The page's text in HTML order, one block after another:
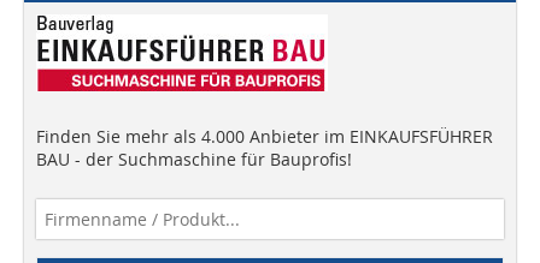
Finden Sie mehr als 4.000 Anbieter im EINKAUFSFÜHRER
BAU - der Suchmaschine für Bauprofis!